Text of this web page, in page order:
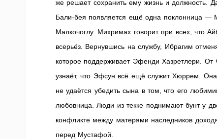
же решает сохранить ему жизнь и должность.
Бали-бея появляется ещё одна поклонница —
Малкочоглу. Михримах говорит при всех, что
всерьёз. Вернувшись на службу, Ибрагим
которое поддерживает Эфенди Хазретлери.
узнаёт, что Эфсун всё ещё служит Хюррем.
не удаётся убедить сына в том, что его
любовница. Люди из текке поднимают бунт у
конфликте между матерями наследников
перед Мустафой.